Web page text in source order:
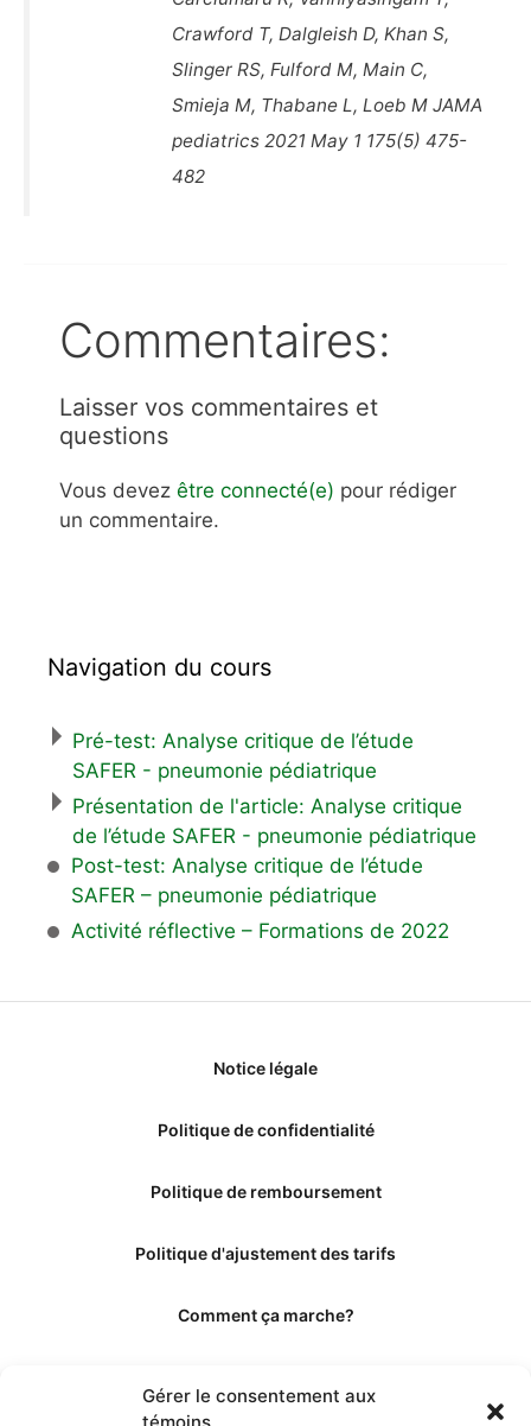
Gérer le consentement aux
Crawford T, Dalgleish D, Khan S,
Slinger RS, Fulford M, Main C,
Smieja M, Thabane L, Loeb M JAMA
pediatrics 2021 May 1 175(5) 475-
482
Commentaires:
Laisser vos commentaires et
questions
Vous devez être connecté(e) pour rédiger
un commentaire.
Navigation du cours
Pré-test: Analyse critique de l’étude
SAFER - pneumonie pédiatrique
Présentation de l'article: Analyse critique
de l’étude SAFER - pneumonie pédiatrique
Post-test: Analyse critique de l’étude
SAFER – pneumonie pédiatrique
Activité réflective – Formations de 2022
Notice légale
Politique de confidentialité
Politique de remboursement
Politique d'ajustement des tarifs
Comment ça marche?